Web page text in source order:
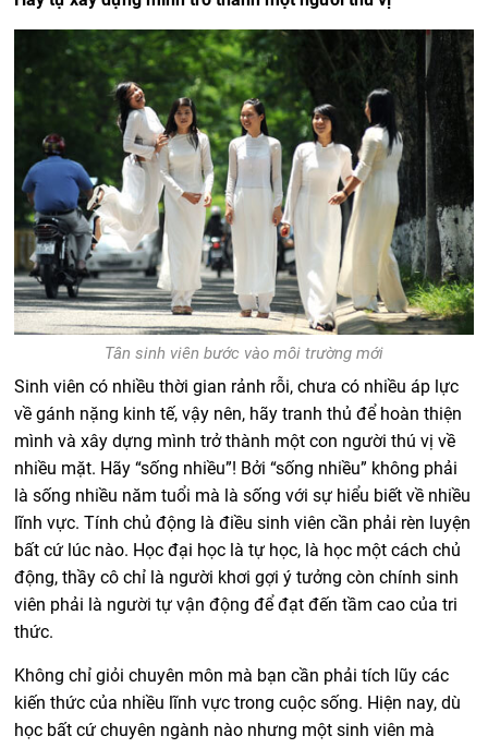
Tân sinh viên bước vào môi trường mới
Sinh viên có nhiều thời gian rảnh rỗi, chưa có nhiều áp lực
về gánh nặng kinh tế, vậy nên, hãy tranh thủ để hoàn thiện
mình và xây dựng mình trở thành một con người thú vị về
nhiều mặt. Hãy “sống nhiều”! Bởi “sống nhiều” không phải
là sống nhiều năm tuổi mà là sống với sự hiểu biết về nhiều
lĩnh vực. Tính chủ động là điều sinh viên cần phải rèn luyện
bất cứ lúc nào. Học đại học là tự học, là học một cách chủ
động, thầy cô chỉ là người khơi gợi ý tưởng còn chính sinh
viên phải là người tự vận động để đạt đến tầm cao của tri
thức.
Không chỉ giỏi chuyên môn mà bạn cần phải tích lũy các
kiến thức của nhiều lĩnh vực trong cuộc sống. Hiện nay, dù
học bất cứ chuyên ngành nào nhưng một sinh viên mà